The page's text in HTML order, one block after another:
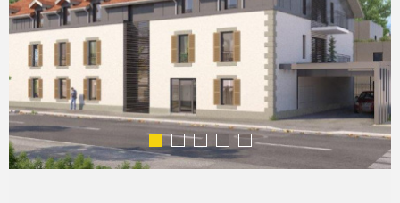
ESTIMER
VENDRE